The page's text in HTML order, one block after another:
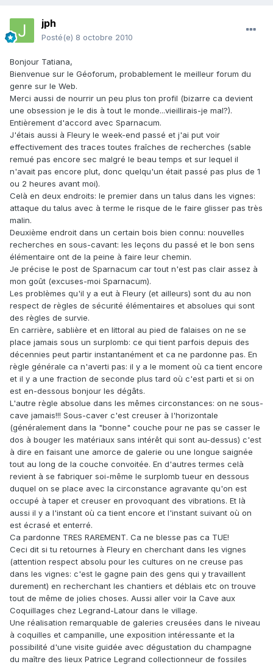
jph
Posté(e) 8 octobre 2010
Bonjour Tatiana,
Bienvenue sur le Géoforum, probablement le meilleur forum du
genre sur le Web.
Merci aussi de nourrir un peu plus ton profil (bizarre ca devient
une obsession je le dis à tout le monde...vieillirais-je mal?).
Entièrement d'accord avec Sparnacum.
J'étais aussi à Fleury le week-end passé et j'ai put voir
effectivement des traces toutes fraîches de recherches (sable
remué pas encore sec malgré le beau temps et sur lequel il
n'avait pas encore plut, donc quelqu'un était passé pas plus de 1
ou 2 heures avant moi).
Celà en deux endroits: le premier dans un talus dans les vignes:
attaque du talus avec à terme le risque de le faire glisser pas très
malin.
Deuxième endroit dans un certain bois bien connu: nouvelles
recherches en sous-cavant: les leçons du passé et le bon sens
élémentaire ont de la peine à faire leur chemin.
Je précise le post de Sparnacum car tout n'est pas clair assez à
mon goût (excuses-moi Sparnacum).
Les problèmes qu'il y a eut à Fleury (et ailleurs) sont du au non
respect de règles de sécurité élémentaires et absolues qui sont
des règles de survie.
En carrière, sablière et en littoral au pied de falaises on ne se
place jamais sous un surplomb: ce qui tient parfois depuis des
décennies peut partir instantanément et ca ne pardonne pas. En
règle générale ca n'averti pas: il y a le moment où ca tient encore
et il y a une fraction de seconde plus tard où c'est parti et si on
est en-dessous bonjour les dégâts.
L'autre règle absolue dans les mêmes circonstances: on ne sous-
cave jamais!!! Sous-caver c'est creuser à l'horizontale
(généralement dans la "bonne" couche pour ne pas se casser le
dos à bouger les matériaux sans intérêt qui sont au-dessus) c'est
à dire en faisant une amorce de galerie ou une longue saignée
tout au long de la couche convoitée. En d'autres termes celà
revient à se fabriquer soi-même le surplomb tueur en dessous
duquel on se place avec la circonstance agravante qu'on est
occupé à taper et creuser en provoquant des vibrations. Et là
aussi il y a l'instant où ca tient encore et l'instant suivant où on
est écrasé et enterré.
Ca pardonne TRES RAREMENT. Ca ne blesse pas ca TUE!
Ceci dit si tu retournes à Fleury en cherchant dans les vignes
(attention respect absolu pour les cultures on ne creuse pas
dans les vignes: c'est le gagne pain des gens qui y travaillent
durement) en recherchant les chantiers et déblais etc on trouve
tout de même de jolies choses. Aussi aller voir la Cave aux
Coquillages chez Legrand-Latour dans le village.
Une réalisation remarquable de galeries creusées dans le niveau
à coquilles et campanille, une exposition intéressante et la
possibilité d'une visite guidée avec dégustation du champagne
du maître des lieux Patrice Legrand collectionneur de fossiles